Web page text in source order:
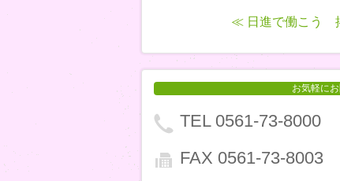
≪ 日進で働こう
お気軽に
TEL 0561-73-8000
FAX 0561-73-8003